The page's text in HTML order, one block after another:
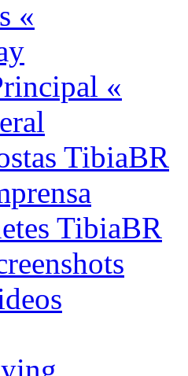
«
«
TibiaBR
TibiaBR